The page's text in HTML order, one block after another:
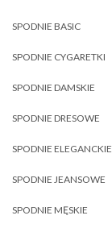
SPODNIE BASIC
SPODNIE CYGARETKI
SPODNIE DAMSKIE
SPODNIE DRESOWE
SPODNIE ELEGANCKIE
SPODNIE JEANSOWE
SPODNIE MĘSKIE